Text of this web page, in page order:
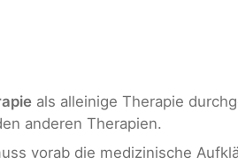
als alleinige Therapie
anderen Therapien.
vorab die medizinische